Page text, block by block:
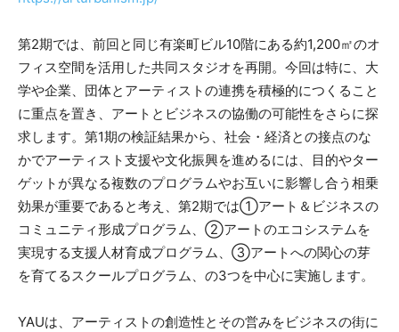
第2期では、前回と同じ有楽町ビル10階にある約1,200㎡のオ
フィス空間を活用した共同スタジオを再開。今回は特に、大
学や企業、団体とアーティストの連携を積極的につくること
に重点を置き、アートとビジネスの協働の可能性をさらに探
求します。第1期の検証結果から、社会・経済との接点のな
かでアーティスト支援や文化振興を進めるには、目的やター
ゲットが異なる複数のプログラムやお互いに影響し合う相乗
効果が重要であると考え、第2期では①アート＆ビジネスの
コミュニティ形成プログラム、②アートのエコシステムを
実現する支援人材育成プログラム、③アートへの関心の芽
を育てるスクールプログラム、の3つを中心に実施します。
YAUは、アーティストの創造性とその営みをビジネスの街に